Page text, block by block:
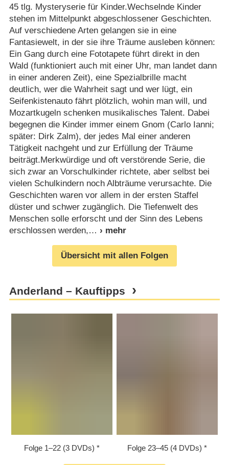
45 tlg. Mysteryserie für Kinder.Wechselnde Kinder
stehen im Mittelpunkt abgeschlossener Geschichten.
Auf verschiedene Arten gelangen sie in eine
Fantasiewelt, in der sie ihre Träume ausleben können:
Ein Gang durch eine Fototapete führt direkt in den
Wald (funktioniert auch mit einer Uhr, man landet dann
in einer anderen Zeit), eine Spezialbrille macht
deutlich, wer die Wahrheit sagt und wer lügt, ein
Seifenkistenauto fährt plötzlich, wohin man will, und
Mozartkugeln schenken musikalisches Talent. Dabei
begegnen die Kinder immer einem Gnom (Carlo Ianni;
später: Dirk Zalm), der jedes Mal einer anderen
Tätigkeit nachgeht und zur Erfüllung der Träume
beiträgt.Merkwürdige und oft verstörende Serie, die
sich zwar an Vorschulkinder richtete, aber selbst bei
vielen Schulkindern noch Albträume verursachte. Die
Geschichten waren vor allem in der ersten Staffel
düster und schwer zugänglich. Die Tiefenwelt des
Menschen solle erforscht und der Sinn des Lebens
erschlossen werden,
Übersicht mit allen Folgen
Anderland – Kauftipps
Folge 1⁠–⁠22 (3 DVDs) Folge 23⁠–⁠45 (4 DVDs)